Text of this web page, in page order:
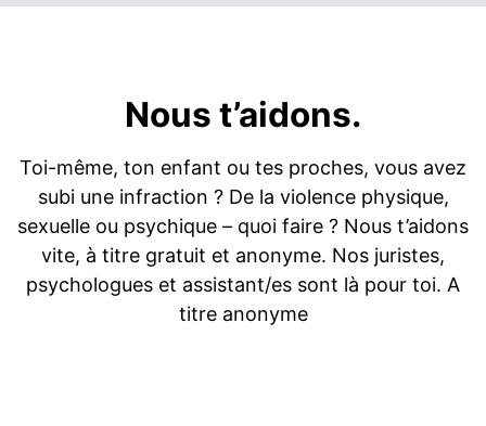
Nous t’aidons.
Toi-même, ton enfant ou tes proches, vous avez
subi une infraction ? De la violence physique,
sexuelle ou psychique – quoi faire ? Nous t’aidons
vite, à titre gratuit et anonyme. Nos juristes,
psychologues et assistant/es sont là pour toi. A
titre anonyme